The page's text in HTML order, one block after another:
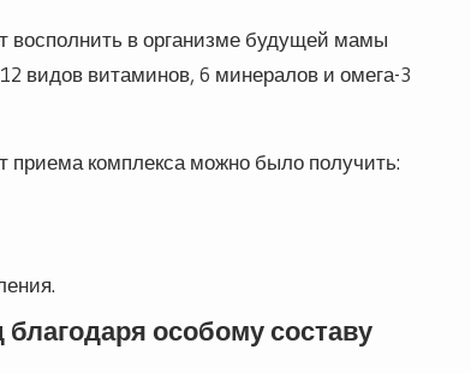
восполнить в организме будущей мамы
видов витаминов, 6 минералов и омега-3
приема комплекса можно было получить:
особому составу